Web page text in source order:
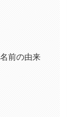
前の由来